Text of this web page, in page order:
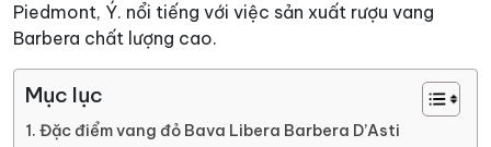
Piedmont, Ý. nổi tiếng với việc sản xuất rượu vang
Barbera chất lượng cao.
Mục lục
Đặc điểm vang đỏ Bava Libera Barbera D’Asti